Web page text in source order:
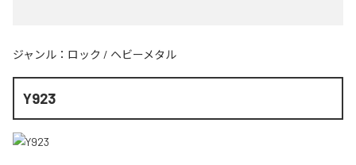
ジャンル： ロック / ヘビーメタル
Y923